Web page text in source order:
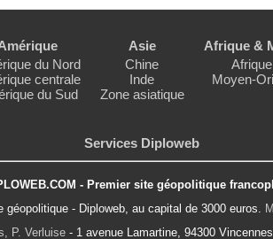
du Nord
centrale
du Sud
Asie
Chine
Inde
Zone asiatique
Afrique &
Afrique
Moyen-
Services Diploweb
- Premier site géopolitique
géopolitique - Diploweb, au capital de 3000 euros.
P. Verluise - 1 avenue Lamartine, 94300